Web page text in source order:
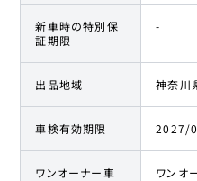
新車時の特別保
証期限
-
出品地域 神奈川
車検有効期限 2027/
ワンオーナー車 ワンオ